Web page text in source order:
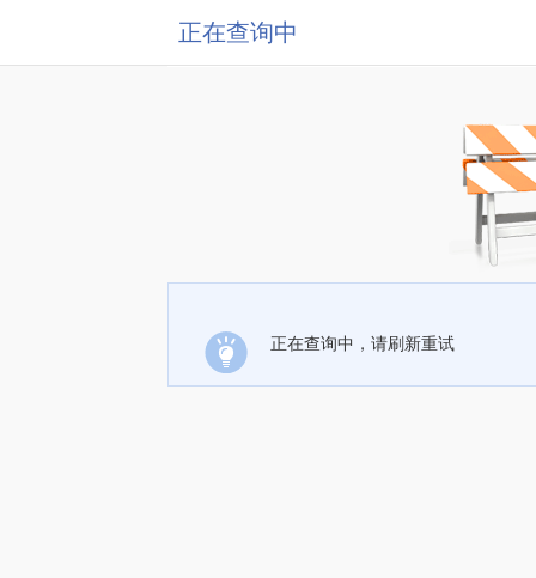
正在查询中
正在查询中，请刷新重试